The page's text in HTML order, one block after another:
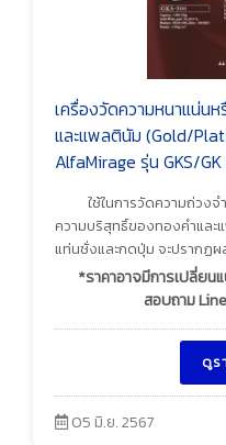
เครื่องวัดความหนาแน่น
และแพลตินัม (Gold/
AlfaMirage รุ่น GKS/
ใช้ในการวัดความถ่วงจ
ความบริสุทธิ์ของทองคำและ
แท่นชั่งและกดปุ่ม จะปรากฏ
*ราคาอาจมีการเปลี่ยน
สอบถาม
ดูร
05 มิ.ย. 2567